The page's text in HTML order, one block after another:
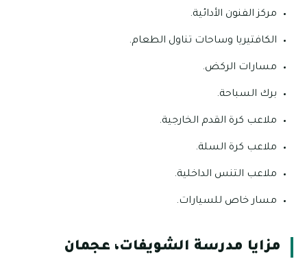
مركز الفنون الأدائية.
الكافتيريا وساحات تناول الطعام.
مسارات الركض.
برك السباحة.
ملاعب كرة القدم الخارجية.
ملاعب كرة السلة.
ملاعب التنس الداخلية.
مسار خاص للسيارات.
مزايا مدرسة الشويفات، عجمان